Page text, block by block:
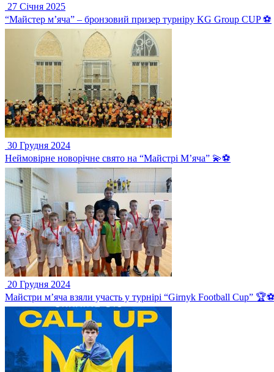
27 Січня 2025
“Майстер м’яча” – бронзовий призер турніру KG Group CUP ⚽️
30 Грудня 2024
Неймовірне новорічне свято на “Майстрі М’яча” 💫⚽️
20 Грудня 2024
Майстри м’яча взяли участь у турнірі “Girnyk Football Cup”